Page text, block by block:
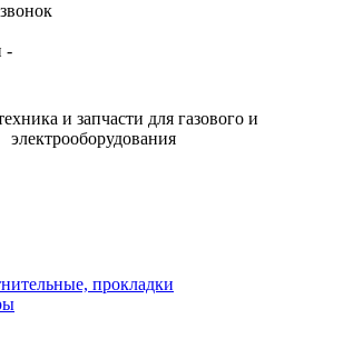
-
и запчасти для газового и
электрооборудования
прокладки